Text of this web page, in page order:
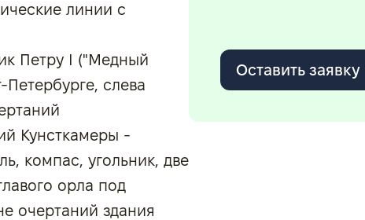
линии с
Петру I ("Медный
слева
Кунсткамеры -
компас, угольник, две
орла под
очертаний здания
Оставить заявку